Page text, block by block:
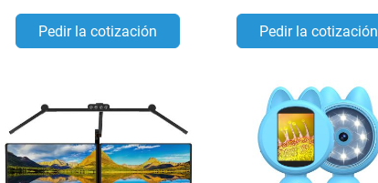
Pedir la cotización Pedir la cotización